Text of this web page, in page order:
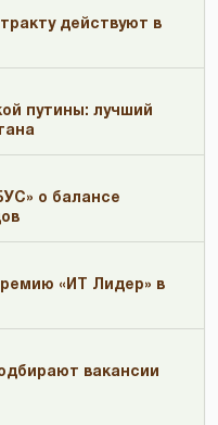
действуют в
путины: лучший
о балансе
«ИТ Лидер» в
вакансии